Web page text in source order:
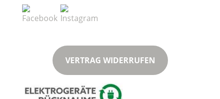
VERTRAG WIDERRUFEN